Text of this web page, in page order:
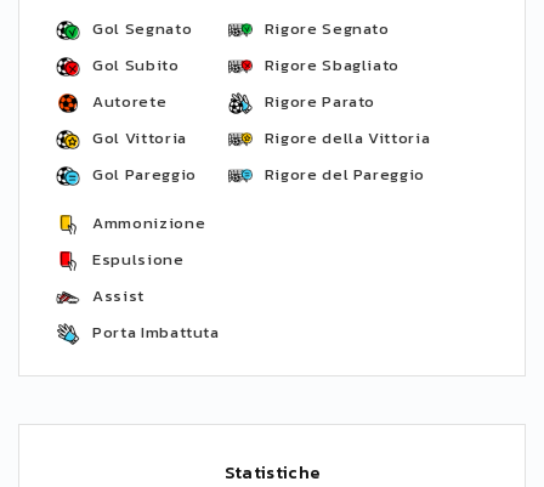
Gol Segnato
Gol Subito
Autorete
Gol Vittoria
Gol Pareggio
Rigore Segnato
Rigore Sbagliato
Rigore Parato
Rigore della Vittoria
Rigore del Pareggio
Ammonizione
Espulsione
Assist
Porta Imbattuta
Statistiche